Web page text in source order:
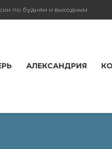
по будням и выходным
АЛЕКСАНДРИЯ